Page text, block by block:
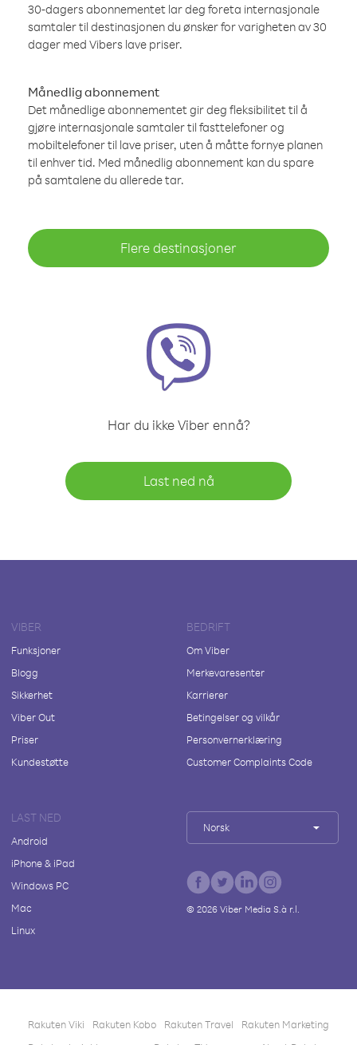
30-dagers abonnementet lar deg foreta internasjonale
samtaler til destinasjonen du ønsker for varigheten av 30
dager med Vibers lave priser.
Månedlig abonnement
Det månedlige abonnementet gir deg fleksibilitet til å
gjøre internasjonale samtaler til fasttelefoner og
mobiltelefoner til lave priser, uten å måtte fornye planen
til enhver tid. Med månedlig abonnement kan du spare
på samtalene du allerede tar.
Flere destinasjoner
Har du ikke Viber ennå?
Last ned nå
VIBER
Funksjoner
Blogg
Sikkerhet
Viber Out
Priser
Kundestøtte
BEDRIFT
Om Viber
Merkevaresenter
Karrierer
Betingelser og vilkår
Personvernerklæring
Customer Complaints Code
LAST NED
Android
iPhone & iPad
Windows PC
Mac
Linux
Norsk
© 2026Viber Media S.à r.l.
Rakuten Viki Rakuten Kobo Rakuten Travel
Rakuten Marketing